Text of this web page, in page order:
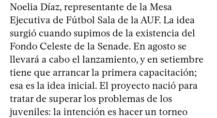
Noelia Díaz, representante de la Mesa
Ejecutiva de Fútbol Sala de la AUF. La idea
surgió cuando supimos de la existencia del
Fondo Celeste de la Senade. En agosto se
llevará a cabo el lanzamiento, y en setiembre
tiene que arrancar la primera capacitación;
esa es la idea inicial. El proyecto nació para
tratar de superar los problemas de los
juveniles: la intención es hacer un torneo